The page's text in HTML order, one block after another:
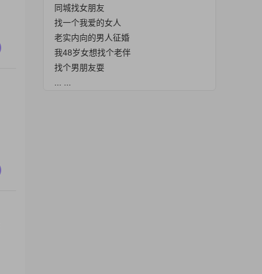
同城找女朋友
找一个我爱的女人
老实内向的男人征婚
我48岁女想找个老伴
找个男朋友耍